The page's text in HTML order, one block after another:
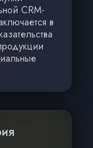
CRM-
в